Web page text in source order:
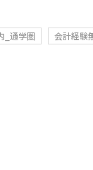
_通学圏 会計経験